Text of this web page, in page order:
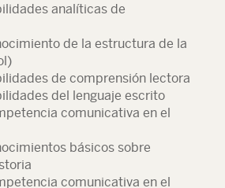
analíticas de
de la estructura de la
de comprensión lectora
del lenguaje escrito
comunicativa en el
básicos sobre
comunicativa en el